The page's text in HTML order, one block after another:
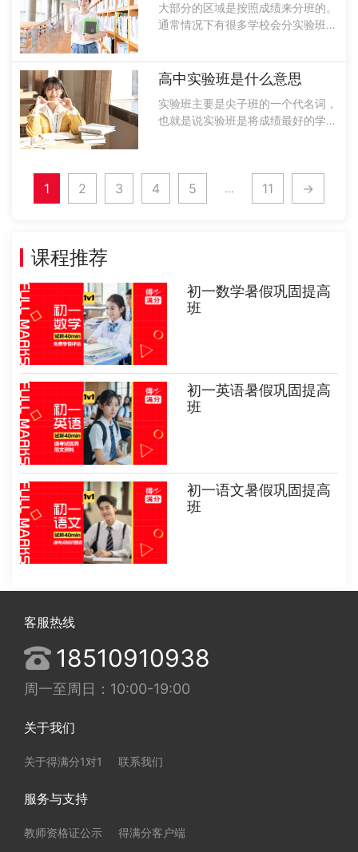
给予的是最好......
大部分的区域是按照成绩来分班的。
通常情况下有很多学校会分实验班和
大学的几率比较高，因此想要进入到
你是否能......
高中实验班是什么意思
实验班主要是尖子班的一个代名词，
也就是说实验班是将成绩最好的学生
考取更好的大学准备的。现在有很多
高中都分普通班和实验班，在高考当
中实验班......
1 2 3 4 5 ... 11 →
课程推荐
初一数学暑假巩固提高
班
初一英语暑假巩固提高
班
初一语文暑假巩固提高
班
客服热线
18510910938
周一至周日：10:00-19:00
关于我们
关于得满分1对1 联系我们
服务与支持
教师资格证公示 得满分客户端